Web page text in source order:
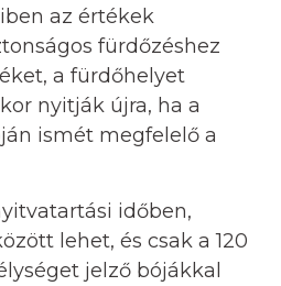
az értékek
fürdőzéshez
a fürdőhelyet
nyitják újra, ha a
ismét megfelelő a
időben,
lehet, és csak a 120
jelző bójákkal